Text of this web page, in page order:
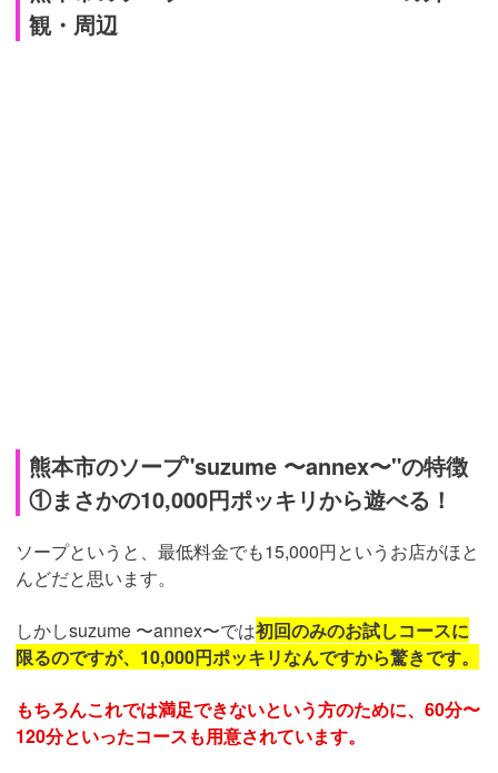
観・周辺
熊本市のソープ"suzume 〜annex〜"の特徴
①まさかの10,000円ポッキリから遊べる！
ソープというと、最低料金でも15,000円というお店がほと
んどだと思います。
しかしsuzume 〜annex〜では初回のみのお試しコースに
限るのですが、10,000円ポッキリなんですから驚きです。
もちろんこれでは満足できないという方のために、60分〜
120分といったコースも用意されています。